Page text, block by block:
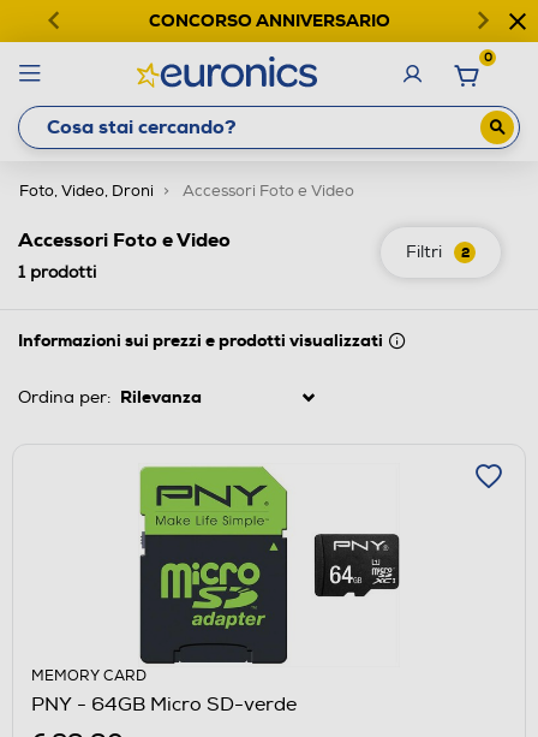
CONCORSO ANNIVERSARIO
0
Foto, Video, Droni Accessori Foto e Video
Filtri 2
Accessori Foto e Video
1prodotti
Informazioni sui prezzi e prodotti visualizzati
Ordina per:
MEMORY CARD
PNY - 64GB Micro SD-verde